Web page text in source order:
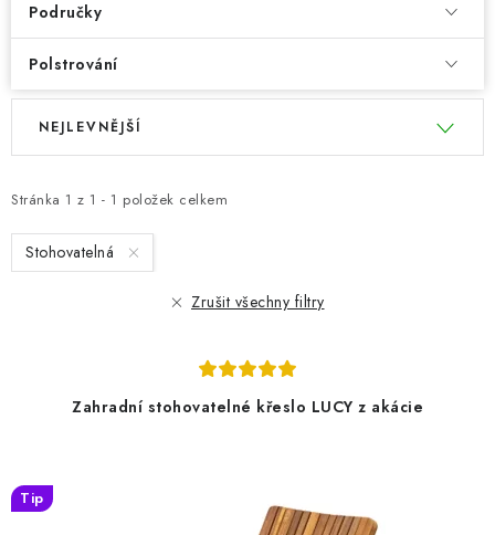
Područky
Polstrování
V
i
s
p
ů
Stránka 1 z 1 - 1 položek celkem
Ř
e
n
í
t
ů
NEJLEVNĚJŠÍ
Stohovatelná
Zrušit všechny filtry
Zahradní stohovatelné křeslo LUCY z akácie
Tip